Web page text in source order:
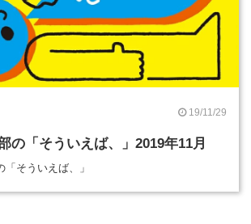
19/11/29
の「そういえば、」2019年11月
「そういえば、」